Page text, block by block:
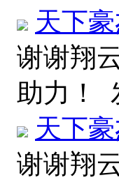
天下
谢谢翔
助力！
天下
谢谢翔